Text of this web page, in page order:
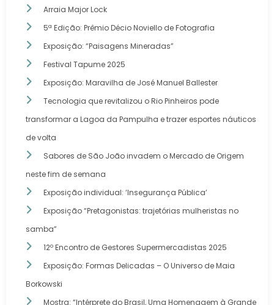
Arraia Major Lock
5ª Edição: Prêmio Décio Noviello de Fotografia
Exposição: “Paisagens Mineradas”
Festival Tapume 2025
Exposição: Maravilha de José Manuel Ballester
Tecnologia que revitalizou o Rio Pinheiros pode
transformar a Lagoa da Pampulha e trazer esportes náuticos
de volta
Sabores de São João invadem o Mercado de Origem
neste fim de semana
Exposição individual: ‘Insegurança Pública’
Exposição “Pretagonistas: trajetórias mulheristas no
samba”
12º Encontro de Gestores Supermercadistas 2025
Exposição: Formas Delicadas – O Universo de Maia
Borkowski
Mostra: “Intérprete do Brasil, Uma Homenagem à Grande